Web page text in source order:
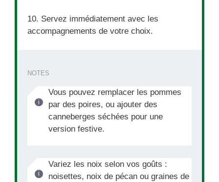
10. Servez immédiatement avec les
accompagnements de votre choix.
NOTES
Vous pouvez remplacer les pommes
par des poires, ou ajouter des
canneberges séchées pour une
version festive.
Variez les noix selon vos goûts :
noisettes, noix de pécan ou graines de